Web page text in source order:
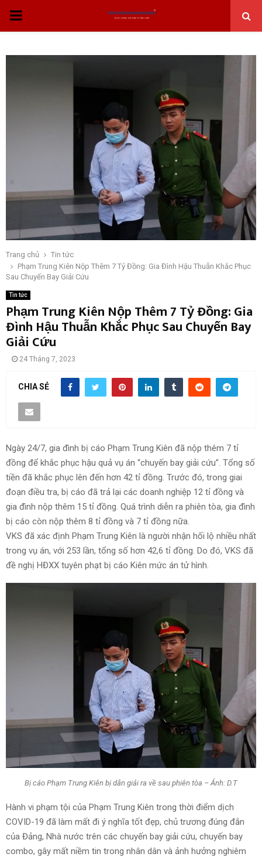
THỰC
Trang chủ
Tin tức
Phạm Trung Kiên Nộp Thêm 7 Tỷ Đồng: Gia Đình Hậu Thuẫn Khắc Phục
Sau Chuyến Bay Giải Cứu
Tin tức
Phạm Trung Kiên Nộp Thêm 7 Tỷ Đồng: Gia
Đình Hậu Thuẫn Khắc Phục Sau Chuyến Bay
Giải Cứu
24 Tháng 7, 2023
CHIA SẺ
Ngày 24/7, gia đình bị cáo Phạm Trung Kiên đã nộp thêm 7 tỉ
đồng để khắc phục hậu quả vụ án “chuyến bay giải cứu”. Tổng số
tiền đã khắc phục lên đến hơn 42 tỉ đồng. Trước đó, trong giai
đoạn điều tra, bị cáo đã trả lại các doanh nghiệp 12 tỉ đồng và
gia đình nộp thêm 15 tỉ đồng. Quá trình diễn ra phiên tòa, gia đình
bị cáo còn nộp thêm 8 tỉ đồng và 7 tỉ đồng nữa.
VKS đã xác định Phạm Trung Kiên là người nhận hối lộ nhiều nhất
trong vụ án, với 253 lần, tổng số hơn 42,6 tỉ đồng. Do đó, VKS đã
đề nghị HĐXX tuyên phạt bị cáo Kiên mức án tử hình.
Bị cáo Phạm Trung Kiên bị dẫn giải ra về sau phiên tòa – Ảnh: D.T
Hành vi phạm tội của Phạm Trung Kiên trong thời điểm dịch
COVID-19 đã làm mất đi ý nghĩa tốt đẹp, chủ trương đúng đắn
của Đảng, Nhà nước trên các chuyến bay giải cứu, chuyến bay
combo, gây mất niềm tin trong nhân dân và ảnh hưởng nghiêm